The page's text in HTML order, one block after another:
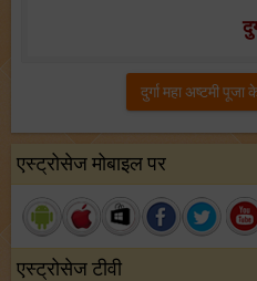
दुर्गा महा अष्टमी
एस्ट्रोसेज मोबाइल पर
एस्ट्रोसेज टीवी